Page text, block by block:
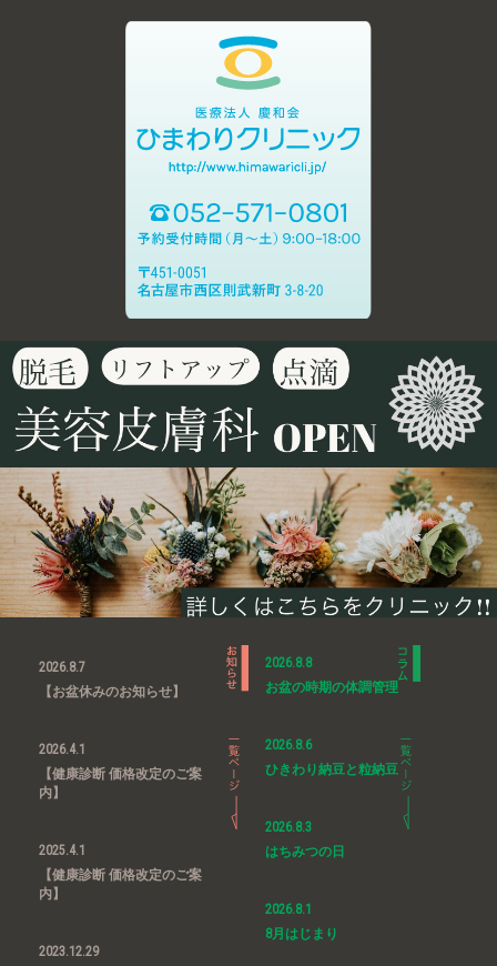
2026.8.7
【お盆休みのお知らせ】
2026.4.1
【健康診断 価格改定のご案
内】
2025.4.1
【健康診断 価格改定のご案
内】
2023.12.29
2026.8.8
お盆の時期の体調管理
2026.8.6
ひきわり納豆と粒納豆
2026.8.3
はちみつの日
2026.8.1
8月はじまり